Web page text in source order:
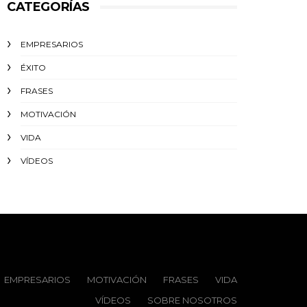
CATEGORÍAS
EMPRESARIOS
ÉXITO‬
FRASES
MOTIVACIÓN
VIDA
VÍDEOS
EMPRESARIOS MOTIVACIÓN FRASES
VIDA
VÍDEOS
SOBRE NOSOTROS